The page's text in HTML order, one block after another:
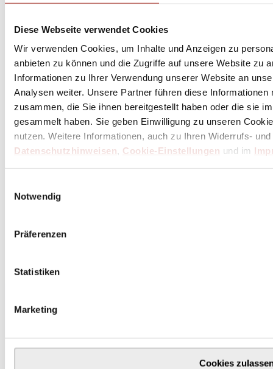
Diese Webseite verwendet Cookies
Wir verwenden Cookies, um Inhalte und Anzeigen zu
anbieten zu können und die Zugriffe auf unsere Website zu
Informationen zu Ihrer Verwendung unserer Website an
Analysen weiter. Unsere Partner führen diese
zusammen, die Sie ihnen bereitgestellt haben oder die sie
gesammelt haben. Sie geben Einwilligung zu unseren
nutzen. Weitere Informationen, auch zu Ihren Widerrufs-
Datenschutzhinweisen, Cookie-Einstellungen und im
Notwendig
Präferenzen
Statistiken
Marketing
Cookies